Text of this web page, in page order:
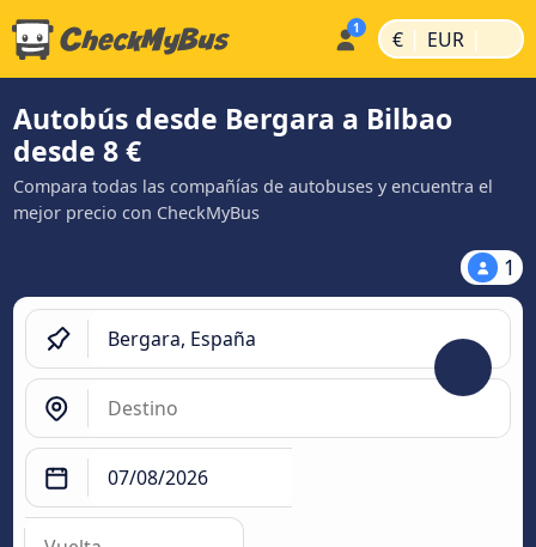
€ | EUR |
Autobús desde Bergara a Bilbao
desde 8 €
Compara todas las compañías de autobuses y encuentra el
mejor precio con CheckMyBus
1